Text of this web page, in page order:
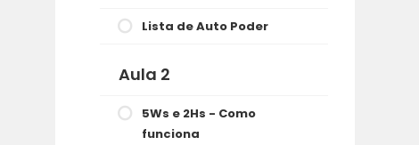
Lista de Auto Poder
Aula 2
5Ws e 2Hs - Como
funciona